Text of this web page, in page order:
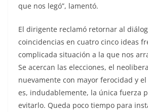
que nos legó”, lamentó.
El dirigente reclamó retornar al
coincidencias en cuatro cinco ideas
complicada situación a la que nos
Se acercan las elecciones, el
nuevamente con mayor ferocidad y el
es, indudablemente, la única fuerza
evitarlo. Queda poco tiempo para